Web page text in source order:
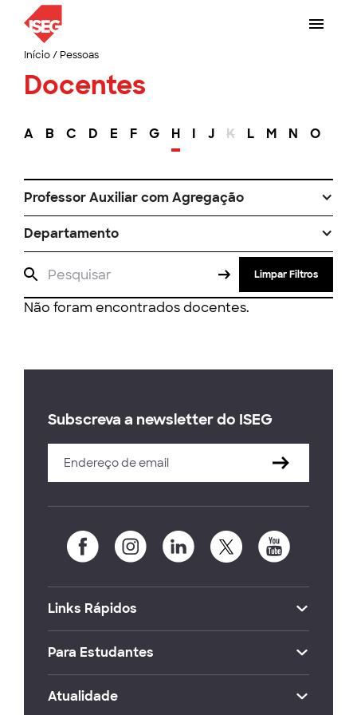
Início/ Pessoas
Docentes
A B C D E F G H I J K L M N O
Professor Auxiliar com Agregação
Departamento
Limpar Filtros
Não foram encontrados docentes.
Subscreva a newsletter do ISEG
Links Rápidos
Para Estudantes
Atualidade